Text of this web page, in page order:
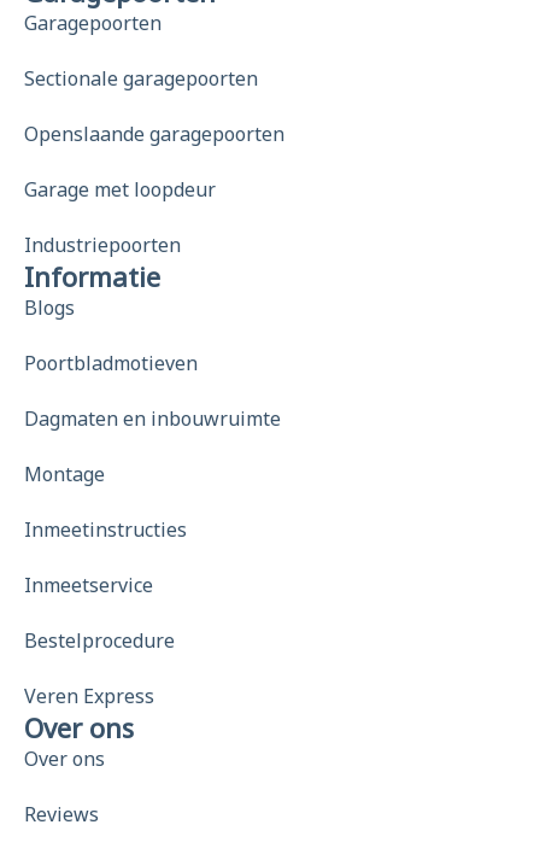
Garagepoorten
Sectionale garagepoorten
Openslaande garagepoorten
Garage met loopdeur
Industriepoorten
Informatie
Blogs
Poortbladmotieven
Dagmaten en inbouwruimte
Montage
Inmeetinstructies
Inmeetservice
Bestelprocedure
Veren Express
Over ons
Over ons
Reviews